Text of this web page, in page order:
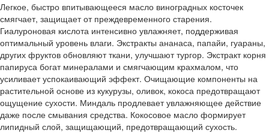
Легкое, быстро впитывающееся масло виноградных косточек
смягчает, защищает от преждевременного старения.
Гиалуроновая кислота интенсивно увлажняет, поддерживая
оптимальный уровень влаги. Экстракты ананаса, папайи, гуараны,
других фруктов обновляют ткани, улучшают тургор. Экстракт корня
папируса богат минералами и смягчающим крахмалом, что
усиливает успокаивающий эффект. Очищающие компоненты на
растительной основе из кукурузы, оливок, кокоса предотвращают
ощущение сухости. Миндаль продлевает увлажняющее действие
даже после смывания средства. Кокосовое масло формирует
липидный слой, защищающий, предотвращающий сухость.